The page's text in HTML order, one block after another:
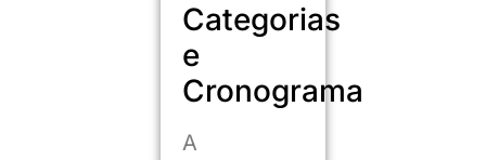
Categorias
e
Cronograma
A